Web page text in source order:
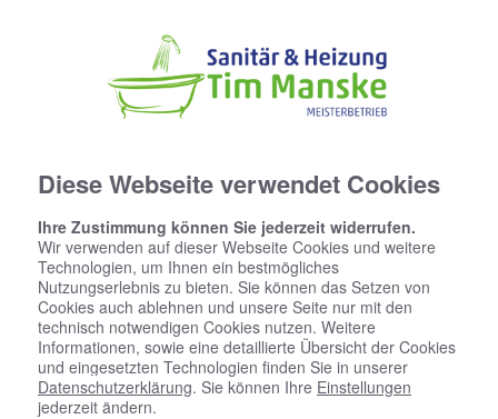
Diese Webseite verwendet Cookies
Ihre Zustimmung können Sie jederzeit widerrufen.
Wir verwenden auf dieser Webseite Cookies und weitere
Technologien, um Ihnen ein bestmögliches
Nutzungserlebnis zu bieten. Sie können das Setzen von
Cookies auch ablehnen und unsere Seite nur mit den
technisch notwendigen Cookies nutzen. Weitere
Informationen, sowie eine detaillierte Übersicht der Cookies
und eingesetzten Technologien finden Sie in unserer
Datenschutzerklärung. Sie können Ihre Einstellungen
jederzeit ändern.